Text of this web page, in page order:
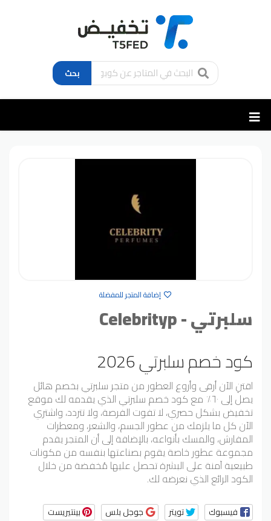
بحث
تخطي
إلى
المحتوى
إضافة المتجر للمفضلة
سلبرتي - Celebrityp
كود خصم سلبرتي 2026
اقتنِ الآن أرقى وأروع العطور من متجر سلبرتي بخصم هائل
يصل إلى ٦٠٪ مع كود خصم سلبرتي الذي يقدمه لك موقع
تخفيض بشكل حصري، لا تفوت الفرصة، ولا تتردد، واشتري
الآن كل ما يلزمك من عطور الجسم، والشعر، ومعطرات
المفارش، والمسك بأنواعه، بالإضافة إلى أن المتجر يقدم
مجموعة عطور خاصة يقوم بصناعتها بنفسه من مكونات
طبيعية آمنة على البشرة تحصل عليها مُخفضة من خلال
الكود الرائع الذي نعرضه لك.
فيسبوك تويتر جوجل بلس بينتيريست